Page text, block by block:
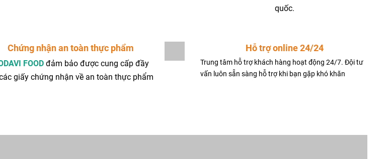
quốc.
Chứng nhận an toàn thực phẩm
FOOD đảm bảo được cung cấp đầy
giấy chứng nhận về an toàn thực phẩm
Hỗ trợ online 24/24
Trung tâm hỗ trợ khách hàng hoạt động 24/7. Đội tư
vấn luôn sẵn sàng hỗ trợ khi bạn gặp khó khăn